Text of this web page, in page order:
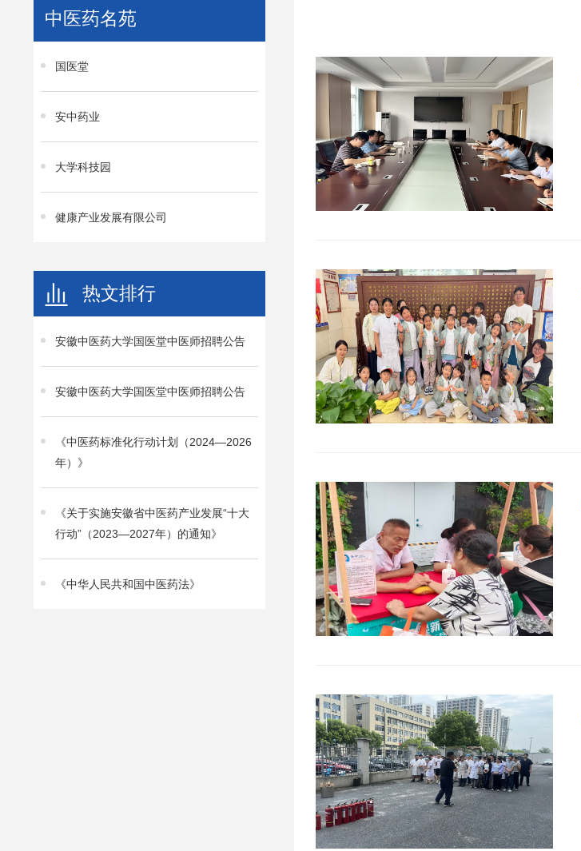
中医药名苑
国医堂
安中药业
大学科技园
健康产业发展有限公司
热文排行
安徽中医药大学国医堂中医师招聘公告
安徽中医药大学国医堂中医师招聘公告
《中医药标准化行动计划（2024—2026
年）》
《关于实施安徽省中医药产业发展“十大
行动”（2023—2027年）的通知》
《中华人民共和国中医药法》